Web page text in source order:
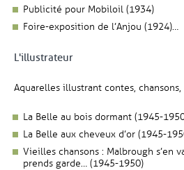
Publicité pour Mobiloil (1934)
Foire-exposition de l’Anjou (1924)…
L'illustrateur
Aquarelles illustrant contes,
La Belle au bois dormant (1945-
La Belle aux cheveux d’or (1945-
Vieilles chansons : Malbrough s’en
prends garde… (1945-1950)